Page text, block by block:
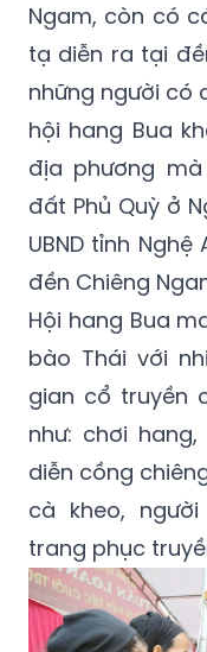
Ngam, còn có
tạ diễn ra tại
những người có
hội hang Bua
địa phương
đất Phủ Quỳ ở
UBND tỉnh
đền Chiêng
Hội hang Bua
bào Thái với
gian cổ truyền
như: chơi
diễn cồng
cà kheo,
trang phục